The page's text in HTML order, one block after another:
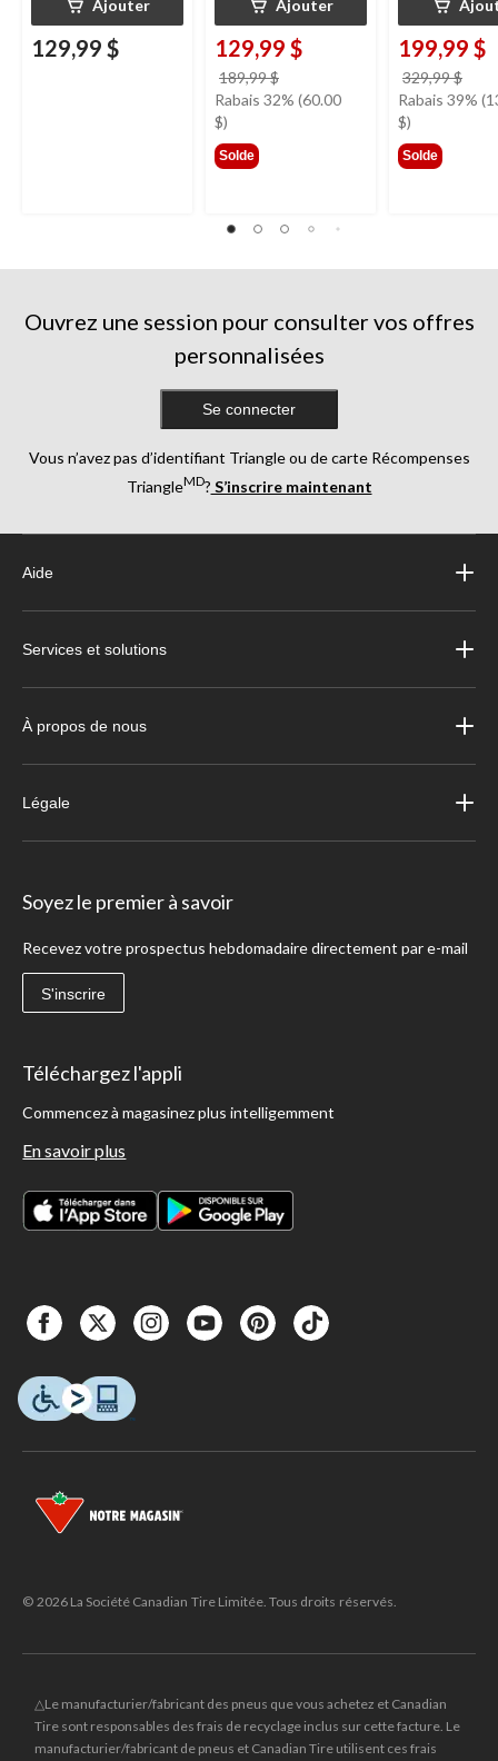
Ajouter
129,99 $
Ajouter
129,99 $
189,99 $
était
Rabais 32% (60.00
$)
Solde
199,99 $
329,99 $
était
Rabais 39%
$)
Solde
Ouvrez une session pour consulter vos offres
personnalisées
Se connecter
Vous n’avez pas d’identifiant Triangle ou de carte Récompenses
TriangleMD? S’inscrire maintenant
Aide
Services et solutions
À propos de nous
Légale
Soyez le premier à savoir
Recevez votre prospectus hebdomadaire directement par e-mail
S'inscrire
Téléchargez l'appli
Commencez à magasinez plus intelligemment
En savoir plus
© 2026 La Société Canadian Tire Limitée. Tous droits réservés.
△Le manufacturier/fabricant des pneus que vous achetez et Canadian
Tire sont responsables des frais de recyclage inclus sur cette facture. Le
manufacturier/fabricant de pneus et Canadian Tire utilisent ces frais